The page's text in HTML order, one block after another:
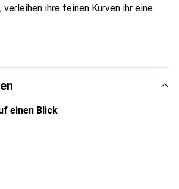
ihre feinen Kurven ihr eine
für Ihr Smartphone.
zuverlässige Wahl für eine
einen Blick